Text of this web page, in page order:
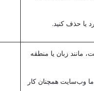
یا حذف کنید.
مانند زبان یا منطقه
وب‌سایت همچنان کار